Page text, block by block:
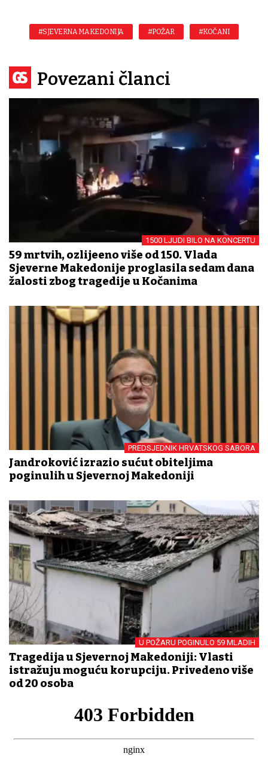
#SJEVERNA MAKEDONIJA #POŽAR #KOČANI
Povezani članci
1500 LJUDI BILO NA KONCERTU
59 mrtvih, ozlijeđeno više od 150. Vlada
Sjeverne Makedonije proglasila sedam dana
žalosti zbog tragedije u Kočanima
PREDSJEDNIK HRVATSKOG SABORA
Jandroković izrazio sućut obiteljima
poginulih u Sjevernoj Makedoniji
U POŽARU POGINULO 59 MLADIH
Tragedija u Sjevernoj Makedoniji: Vlasti
istražuju moguću korupciju. Privedeno više
od 20 osoba